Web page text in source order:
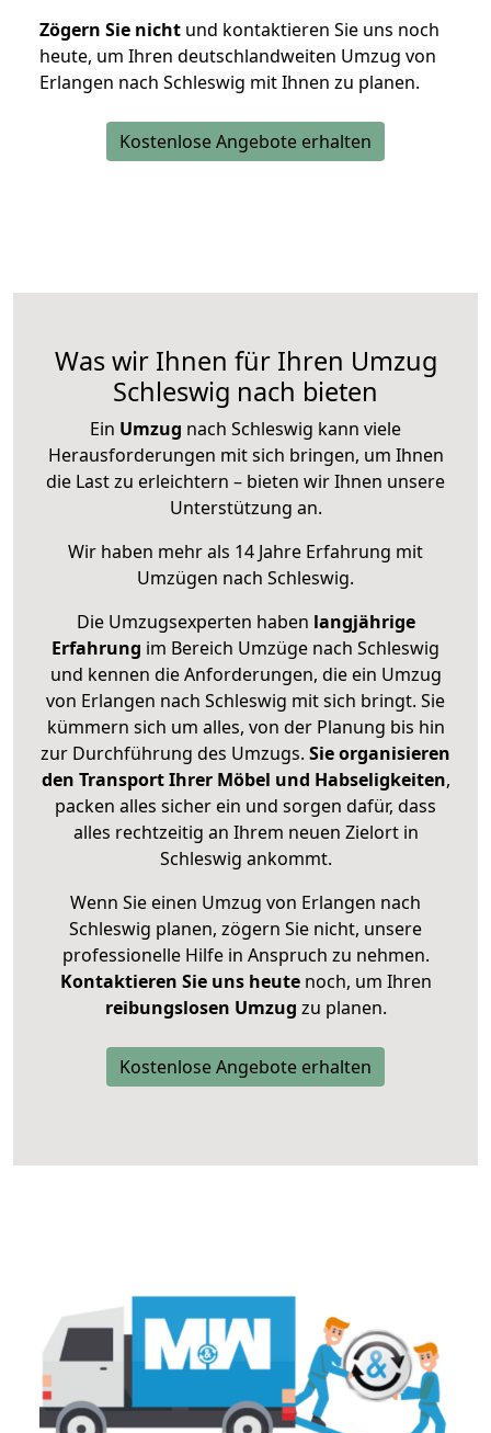
Zögern Sie nicht und kontaktieren Sie uns noch
heute, um Ihren deutschlandweiten Umzug von
Erlangen nach Schleswig mit Ihnen zu planen.
Kostenlose Angebote erhalten
Was wir Ihnen für Ihren Umzug
Schleswig nach bieten
Ein Umzug nach Schleswig kann viele
Herausforderungen mit sich bringen, um Ihnen
die Last zu erleichtern – bieten wir Ihnen unsere
Unterstützung an.
Wir haben mehr als 14 Jahre Erfahrung mit
Umzügen nach Schleswig.
Die Umzugsexperten haben langjährige
Erfahrung im Bereich Umzüge nach Schleswig
und kennen die Anforderungen, die ein Umzug
von Erlangen nach Schleswig mit sich bringt. Sie
kümmern sich um alles, von der Planung bis hin
zur Durchführung des Umzugs. Sie organisieren
den Transport Ihrer Möbel und Habseligkeiten,
packen alles sicher ein und sorgen dafür, dass
alles rechtzeitig an Ihrem neuen Zielort in
Schleswig ankommt.
Wenn Sie einen Umzug von Erlangen nach
Schleswig planen, zögern Sie nicht, unsere
professionelle Hilfe in Anspruch zu nehmen.
Kontaktieren Sie uns heutenoch, um Ihren
reibungslosen Umzug zu planen.
Kostenlose Angebote erhalten